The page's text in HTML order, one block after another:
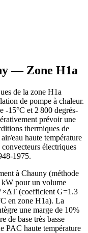
— Zone H1a
de la zone H1a
de pompe à chaleur.
-15°C et 2 800 degrés-
prévoir une
thermiques de
eau haute température
électriques
1975.
à Chauny (méthode
pour un volume
(coefficient G=1.3
en zone H1a). La
une marge de 10%
de base très basse
PAC haute température